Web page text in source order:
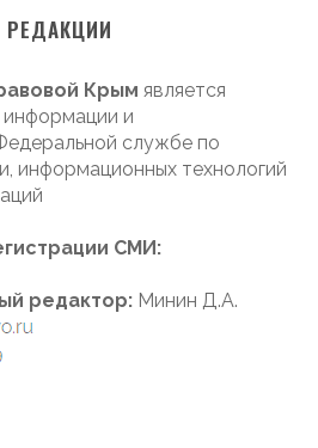
РЕДАКЦИИ
Крым является
и
службе по
информационных технологий
СМИ:
редактор: Минин Д.А.